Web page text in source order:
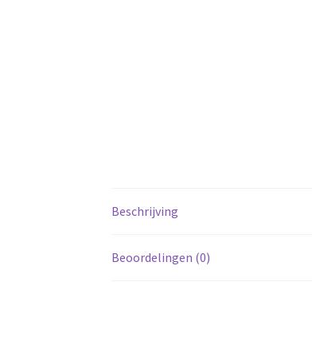
Beschrijving
Beoordelingen (0)